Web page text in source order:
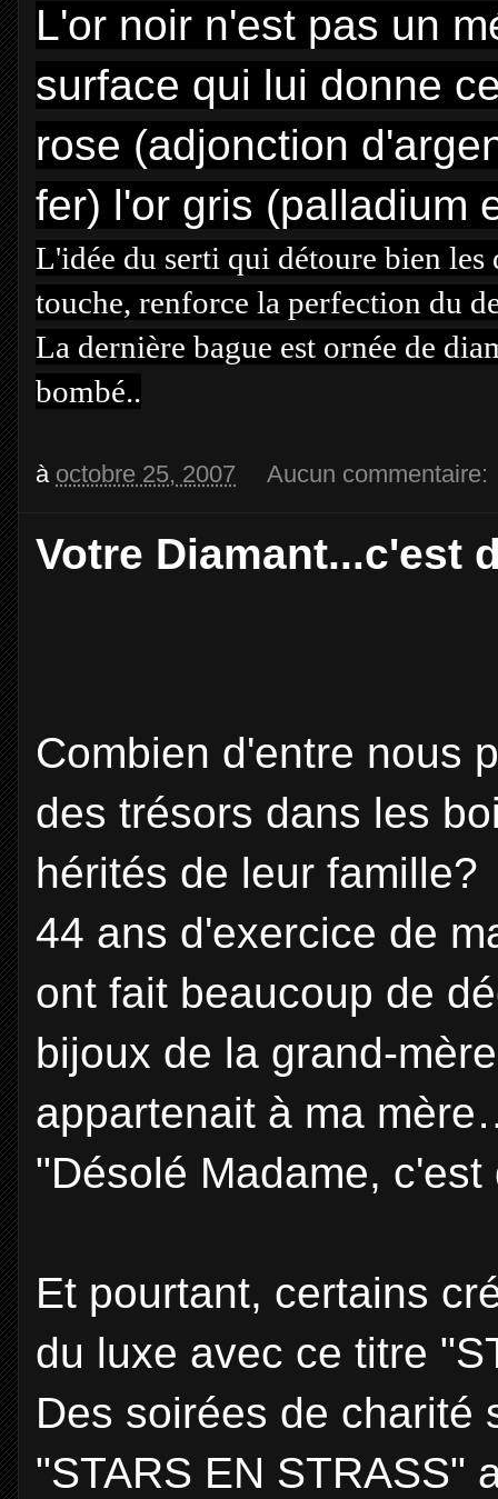
L'or noir n'est pas un
surface qui lui donne
rose (adjonction
fer) l'or gris (palladium
L'idée du serti qui détoure bien les
touche, renforce la perfection du
La dernière bague est ornée de
bombé..
à octobre 25, 2007 Aucun commentaire:
Votre Diamant...c'est
Combien d'entre nous
des trésors dans les
hérités de leur famille?
44 ans d'exercice de
ont fait beaucoup de
bijoux de la grand-
appartenait à ma
"Désolé Madame, c'est
Et pourtant, certains
du luxe avec ce titre
Des soirées de charité
"STARS EN STRASS"